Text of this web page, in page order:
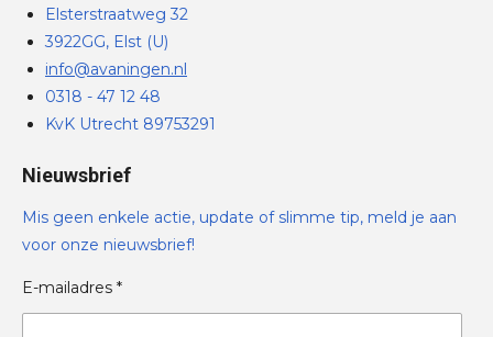
Elsterstraatweg 32
3922GG, Elst (U)
info@avaningen.nl
0318 - 47 12 48
KvK Utrecht 89753291
Nieuwsbrief
Mis geen enkele actie, update of slimme tip, meld je aan
voor onze nieuwsbrief!
E-mailadres *